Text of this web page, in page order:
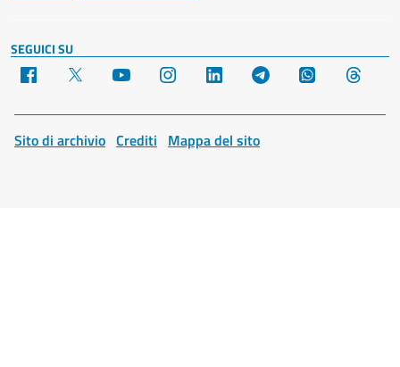
SEGUICI SU
Facebook YouTube Instagram LinkedIn Telegram WhatsApp
Sito di archivio Crediti Mappa del sito